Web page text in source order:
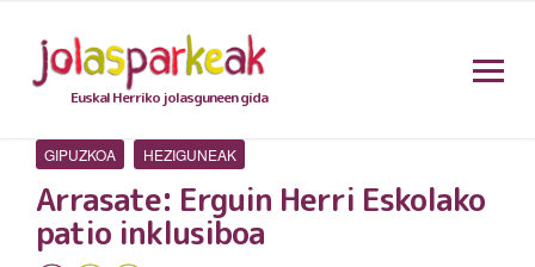
Euskal Herriko jolasguneen gida
GIPUZKOA HEZIGUNEAK
Arrasate: Erguin Herri Eskolako
patio inklusiboa